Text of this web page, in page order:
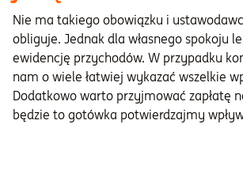
Nie ma takiego obowiązku i
obliguje. Jednak dla własnego spokoju
ewidencję przychodów. W przypadku
nam o wiele łatwiej wykazać wszelkie
Dodatkowo warto przyjmować zapłatę
będzie to gotówka potwierdzajmy